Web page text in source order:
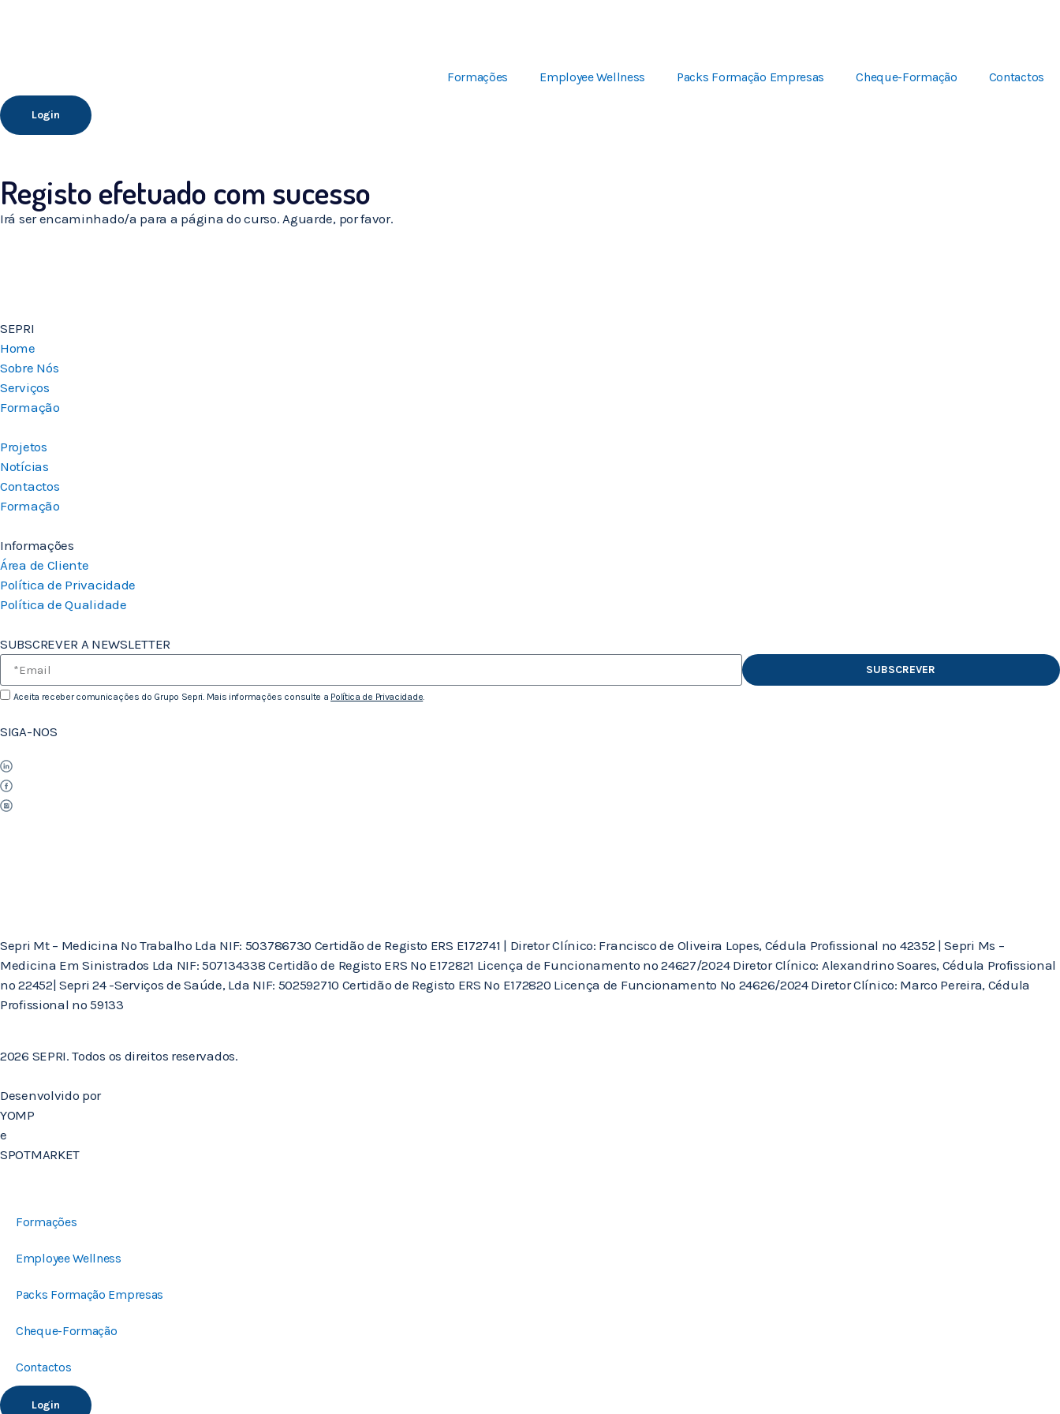
Formações Employee Wellness Packs Formação Empresas Cheque-Formação Contactos
Login
Registo efetuado com sucesso
Irá ser encaminhado/a para a página do curso. Aguarde, por favor.
SEPRI
Home
Sobre Nós
Serviços
Formação
Projetos
Notícias
Contactos
Formação
Informações
Área de Cliente
Política de Privacidade
Política de Qualidade
SUBSCREVER A NEWSLETTER
Aceita receber comunicações do Grupo Sepri. Mais informações consulte a Política de Privacidade.
SUBSCREVER
SIGA-NOS
Sepri Mt – Medicina No Trabalho Lda NIF: 503786730 Certidão de Registo ERS E172741 | Diretor Clínico: Francisco de Oliveira Lopes, Cédula Profissional nº 42352 | Sepri Ms –
Medicina Em Sinistrados Lda NIF: 507134338 Certidão de Registo ERS Nº E172821 Licença de Funcionamento nº 24627/2024 Diretor Clínico: Alexandrino Soares, Cédula Profissional
nº 22452| Sepri 24 -Serviços de Saúde, Lda NIF: 502592710 Certidão de Registo ERS Nº E172820 Licença de Funcionamento Nº 24626/2024 Diretor Clínico: Marco Pereira, Cédula
Profissional nº 59133
2026 SEPRI. Todos os direitos reservados.
Desenvolvido por
YOMP
e
SPOTMARKET
Formações
Employee Wellness
Packs Formação Empresas
Cheque-Formação
Contactos
Login